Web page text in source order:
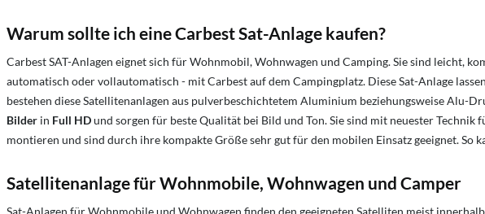
Warum sollte ich eine Carbest Sat-Anlage kaufen?
Carbest SAT-Anlagen eignet sich für Wohnmobil, Wohnwagen und Camping. Sie sind leicht,
automatisch oder vollautomatisch - mit Carbest auf dem Campingplatz. Diese Sat-Anlage
bestehen diese Satellitenanlagen aus pulverbeschichtetem Aluminium beziehungsweise Alu-
Bilder in Full HDund sorgen für beste Qualität bei Bild und Ton. Sie sind mit neuester
montieren und sind durch ihre kompakte Größe sehr gut für den mobilen Einsatz geeignet.
Satellitenanlage für Wohnmobile, Wohnwagen und Camper
Sat-Anlagen für Wohnmobile und Wohnwagen finden den geeigneten Satelliten meist